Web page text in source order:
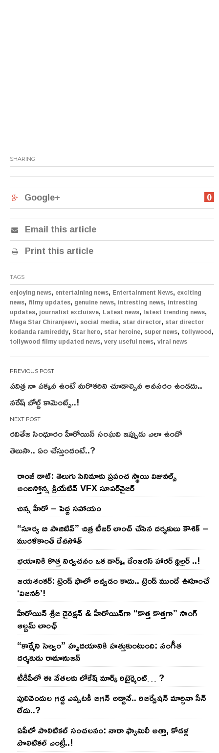
SHARING
0
Google+
Email this article
Print this article
TAGS
enjoying news, entertaining news, Entertainment News, exciting
news, filmy updates, genuine news, intresting news, intresting
updates, journalist excluisve, Latest news, latest trending news,
Mega Star Chiranjeevi, social media, star director, star director
kodanda ramireddy, Star hero, star heroine, super news, tollywood,
tollywood filmy updated news, very useful news, viral news
Post
navigation
పవిత్ర నా పక్కన ఉంటే మరొకరిని చూడాల్సిన అవసరం ఉండ‌దు..
నరేష్ బోల్డ్ కామెంట్స్..!
రవితేజ సింధూరం హీరోయిన్ సంఘవి ఇప్పుడు ఎలా ఉందో
తెలుసా.. ఏం చేస్తుందంటే..?
రాంజీ డాట్: తెలుగు సినిమాకు ప్రపంచ స్థాయి విజువల్స్
అందిస్తోన్న క్రియేటివ్ VFX సూపర్‌వైజర్
చిన్న హీరో – పెద్ద సహాయం
“సూర్య బి పాజిటివ్” చిత్ర టీజర్ లాంచ్ చేసిన‌ దర్శకులు కౌశిక్ –
మురళీకాంత్ దేవసోత్
భయానికి కొత్త నిర్వచనం ఒక డార్క్, డేంజరస్ హారర్ థ్రిల్లర్ ..!
జయశంకర్: ట్రెండ్‌ ఫాలో అవ్వడం కాదు.. ట్రెండ్‌ ముందే ఊహించే
‘విజనరీ’!
హీరోయిన్ శ్రీజ డైరెక్ష‌న్ & హీరోయిన్‌గా “కొత్త కొత్తగా” సాంగ్
ఆల్బమ్ లాంఛ్
“కార్మేని సెల్వం” హృదయానికి హత్తుకుంటుంది: సంగీత
దర్శకుడు రామానుజన్
టీడీపీలో ఈ నేత‌ల‌కు లోకేష్ మార్క్ రిటైర్మెంట్‌… ?
పులివెందుల గ‌డ్డ ఎప్ప‌ట‌కీ జ‌గ‌న్ అడ్డానే.. రిజ‌ర్వేష‌న్ మార్చినా సీన్
లేదు..?
ఏపీలో పొలిటిక‌ల్ సంచ‌ల‌నం: నారా ఫ్యామిలీ అత్తా, కోడ‌ళ్ల
పొలిటికల్ ఎంట్రీ..!